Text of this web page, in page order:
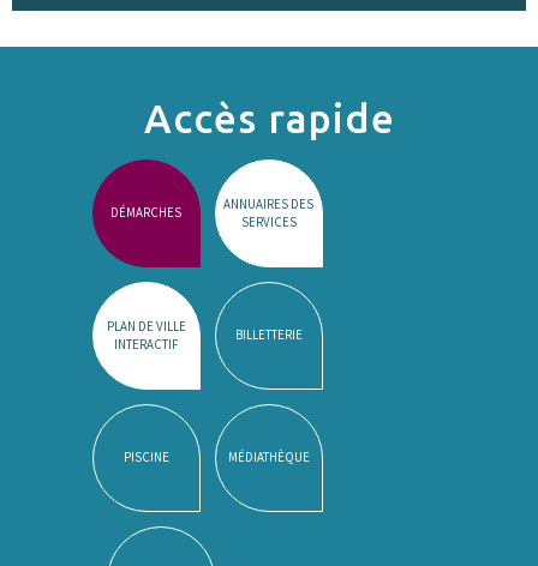
Accès rapide
DÉMARCHES
ANNUAIRES DES
SERVICES
PLAN DE VILLE
INTERACTIF
BILLETTERIE
PISCINE MÉDIATHÈQUE